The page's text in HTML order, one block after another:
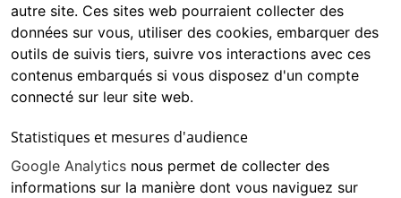
autre site. Ces sites web pourraient collecter des
données sur vous, utiliser des cookies, embarquer des
outils de suivis tiers, suivre vos interactions avec ces
contenus embarqués si vous disposez d'un compte
connecté sur leur site web.
Statistiques et mesures d'audience
Google Analytics nous permet de collecter des
informations sur la manière dont vous naviguez sur